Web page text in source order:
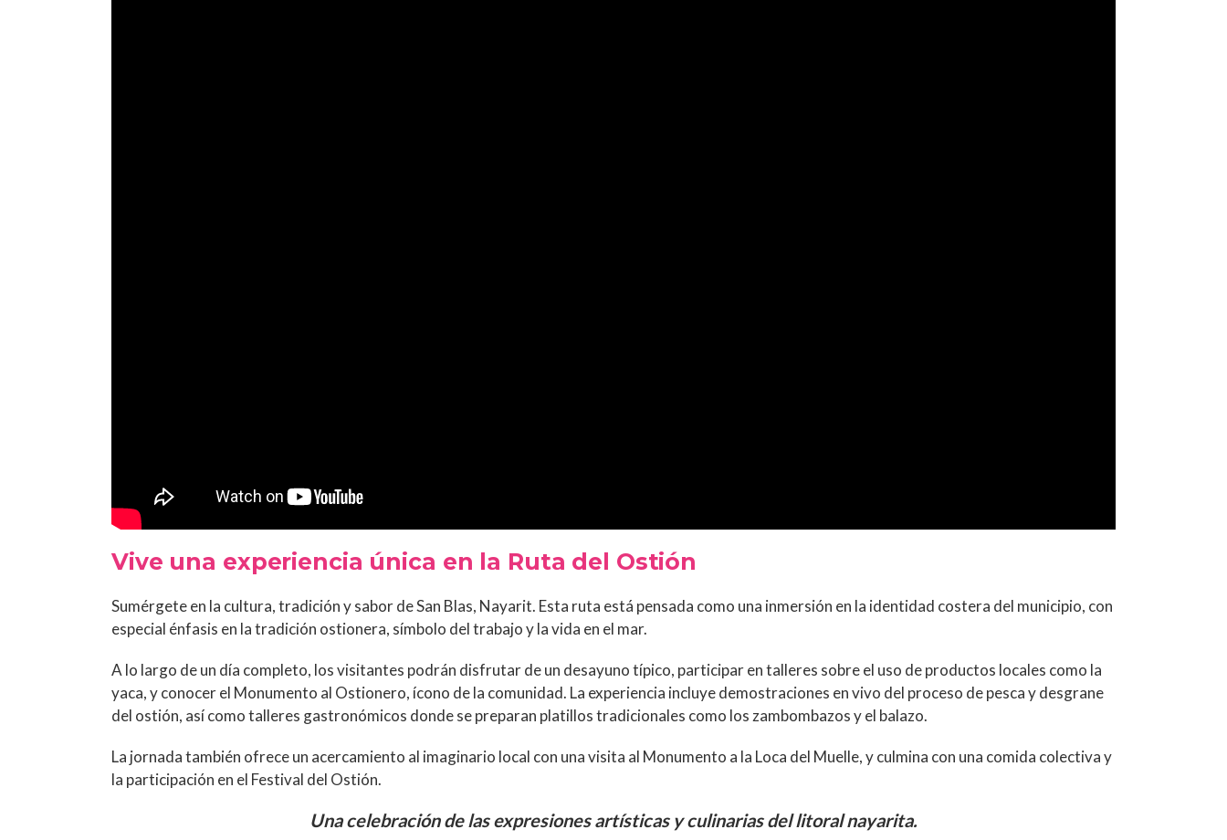
Vive una experiencia única en la Ruta del Ostión
Sumérgete en la cultura, tradición y sabor de San Blas, Nayarit. Esta ruta está pensada como una inmersión en la identidad costera del municipio, con
especial énfasis en la tradición ostionera, símbolo del trabajo y la vida en el mar.
A lo largo de un día completo, los visitantes podrán disfrutar de un desayuno típico, participar en talleres sobre el uso de productos locales como la
yaca, y conocer el Monumento al Ostionero, ícono de la comunidad. La experiencia incluye demostraciones en vivo del proceso de pesca y desgrane
del ostión, así como talleres gastronómicos donde se preparan platillos tradicionales como los zambombazos y el balazo.
La jornada también ofrece un acercamiento al imaginario local con una visita al Monumento a la Loca del Muelle, y culmina con una comida colectiva y
la participación en el Festival del Ostión.
Una celebración de las expresiones artísticas y culinarias del litoral nayarita.